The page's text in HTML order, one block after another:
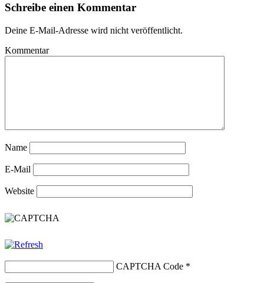
Schreibe einen Kommentar
Deine E-Mail-Adresse wird nicht veröffentlicht.
Kommentar
Name
E-Mail
Website
CAPTCHA Code *